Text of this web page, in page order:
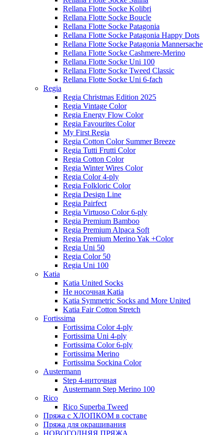
Rellana Flotte Socke Kolibri
Rellana Flotte Socke Boucle
Rellana Flotte Socke Patagonia
Rellana Flotte Socke Patagonia Happy Dots
Rellana Flotte Socke Patagonia Mannersache
Rellana Flotte Socke Cashmere-Merino
Rellana Flotte Socke Uni 100
Rellana Flotte Socke Tweed Classic
Rellana Flotte Socke Uni 6-fach
Regia
Regia Christmas Edition 2025
Regia Vintage Color
Regia Energy Flow Color
Regia Favourites Color
My First Regia
Regia Cotton Color Summer Breeze
Regia Tutti Frutti Color
Regia Cotton Color
Regia Winter Wires Color
Regia Color 4-ply
Regia Folkloric Color
Regia Design Line
Regia Pairfect
Regia Virtuoso Color 6-ply
Regia Premium Bamboo
Regia Premium Alpaca Soft
Regia Premium Merino Yak +Color
Regia Uni 50
Regia Color 50
Regia Uni 100
Katia
Katia United Socks
Не носочная Katia
Katia Symmetric Socks and More United
Katia Fair Cotton Stretch
Fortissima
Fortissima Color 4-ply
Fortissima Uni 4-ply
Fortissima Color 6-ply
Fortissima Merino
Fortissima Sockina Color
Austermann
Step 4-ниточная
Austermann Step Merino 100
Rico
Rico Superba Tweed
Пряжа с ХЛОПКОМ в составе
Пряжа для окрашивания
НОВОГОДНЯЯ ПРЯЖА